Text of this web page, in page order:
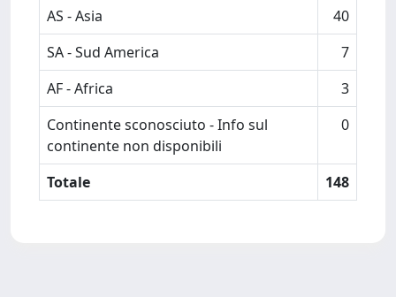
AS - Asia
40
SA - Sud America
7
AF - Africa
3
Continente sconosciuto - Info sul
continente non disponibili
0
Totale 148